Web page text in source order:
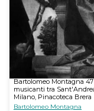
Bartolomeo Montagna
musicanti tra
Milano, Pinacoteca Brera
Bartolomeo Montagna